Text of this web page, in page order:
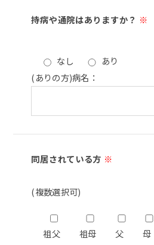
持病や通院はありますか？ ※
なし
あり
(ありの方)病名：
同居されている方 ※
(複数選択可)
祖父 祖母 父 母